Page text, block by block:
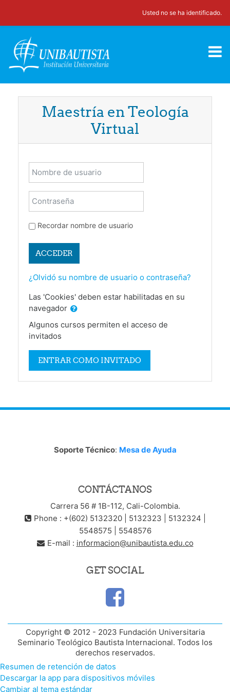
Usted no se ha identificado.
Maestría en Teología
Virtual
Nombre de usuario
Contraseña
Recordar nombre de usuario
ACCEDER
¿Olvidó su nombre de usuario o contraseña?
Las 'Cookies' deben estar habilitadas en su
navegador
Algunos cursos permiten el acceso de
invitados
ENTRAR COMO INVITADO
Soporte Técnico: Mesa de Ayuda
CONTÁCTANOS
Carrera 56 # 1B-112, Cali-Colombia.
Phone : +(602) 5132320 | 5132323 | 5132324 |
5548575 | 5548576
E-mail : informacion@unibautista.edu.co
GET SOCIAL
Copyright © 2012 - 2023 Fundación Universitaria
Seminario Teológico Bautista Internacional. Todos los
derechos reservados.
Resumen de retención de datos
Descargar la app para dispositivos móviles
Cambiar al tema estándar